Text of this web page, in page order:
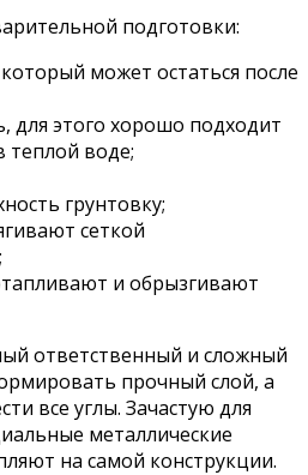
подготовки:
может остаться после
для этого хорошо подходит
теплой воде;
грунтовку;
сеткой
и обрызгивают
ответственный и сложный
прочный слой, а
все углы. Зачастую для
металлические
на самой конструкции.